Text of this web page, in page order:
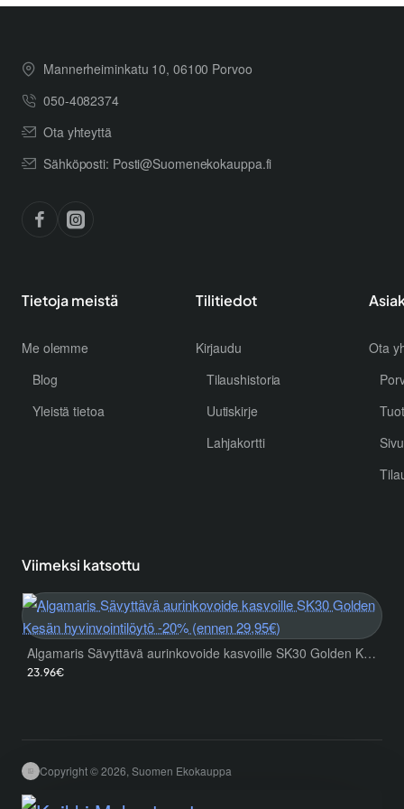
Mannerheiminkatu 10, 06100 Porvoo
050-4082374
Ota yhteyttä
Sähköposti: Posti@Suomenekokauppa.fi
Tietoja meistä
Me olemme
Blog
Yleistä tietoa
Tilitiedot
Kirjaudu
Tilaushistoria
Uutiskirje
Lahjakortti
Ota
Viimeksi katsottu
Algamaris Sävyttävä aurinkovoide kasvoille SK30 Golden Kesän hyvinvointilöytö -20% (ennen 29,95€)
23.96€
Copyright © 2026, Suomen Ekokauppa